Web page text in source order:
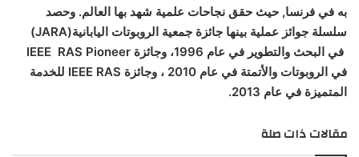
به في فرنسا, حيث حقق نجاحات علمية شهد بها العالم. وحصد
سلسلة جوائز عملية بينها جائزة جمعية الروبوتات اليابانية(JARA)
في البحث والتطوير في عام 1996، وجائزة
في الروبوتات والأتمتة في عام 2010 ، وجائزة
للخدمة
المتميزة في عام 2013
.
مقالات ذات صلة